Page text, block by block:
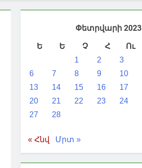
Փետրվարի 2023
Ե
Ե Չ Հ Ու
1 2 3
6
7 8 9 10
13
14 15 16 17
20
21 22 23 24
27
28
« Հնվ Մրտ »